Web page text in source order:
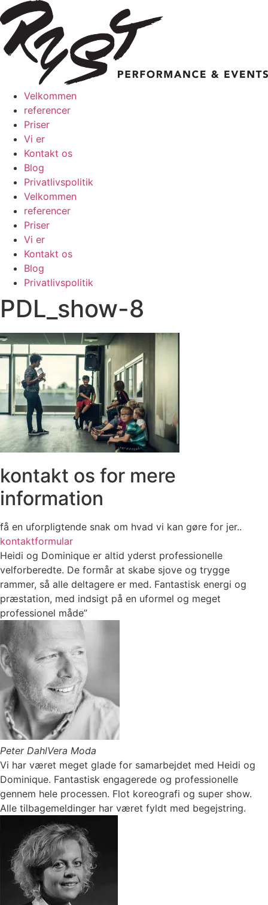
Videre
til
indhold
Velkommen
referencer
Priser
Vi er
Kontakt os
Blog
Privatlivspolitik
Velkommen
referencer
Priser
Vi er
Kontakt os
Blog
Privatlivspolitik
PDL_show-8
kontakt os for mere
information
få en uforpligtende snak om hvad vi kan gøre for jer..
kontaktformular
Heidi og Dominique er altid yderst professionelle
velforberedte. De formår at skabe sjove og trygge
rammer, så alle deltagere er med. Fantastisk energi og
præstation, med indsigt på en uformel og meget
professionel måde”
Peter DahlVera Moda
Vi har været meget glade for samarbejdet med Heidi og
Dominique. Fantastisk engagerede og professionelle
gennem hele processen. Flot koreografi og super show.
Alle tilbagemeldinger har været fyldt med begejstring.